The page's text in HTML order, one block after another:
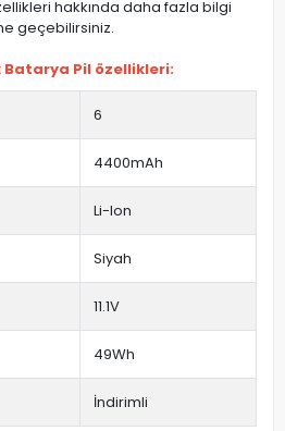
hakkında daha fazla bilgi
geçebilirsiniz.
Batarya Pil özellikleri:
6
4400mAh
Li-Ion
Siyah
11.1V
49Wh
İndirimli